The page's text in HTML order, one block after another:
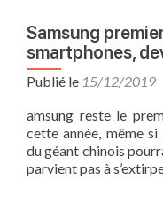
Samsung
smartphones,
Publié le 15/12/2019
amsung reste le
cette année, même
du géant chinois
parvient pas à